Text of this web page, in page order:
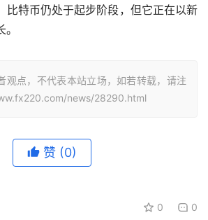
比特币仍处于起步阶段，但它正在以新
观点，不代表本站立场，如若转载，请注
news/28290.html
赞 (0)
0 0